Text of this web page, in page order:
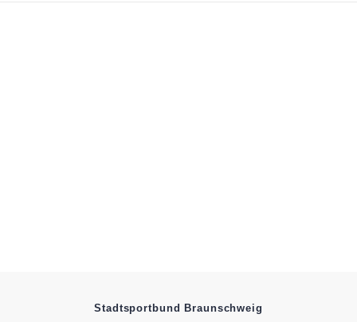
Stadtsportbund Braunschweig